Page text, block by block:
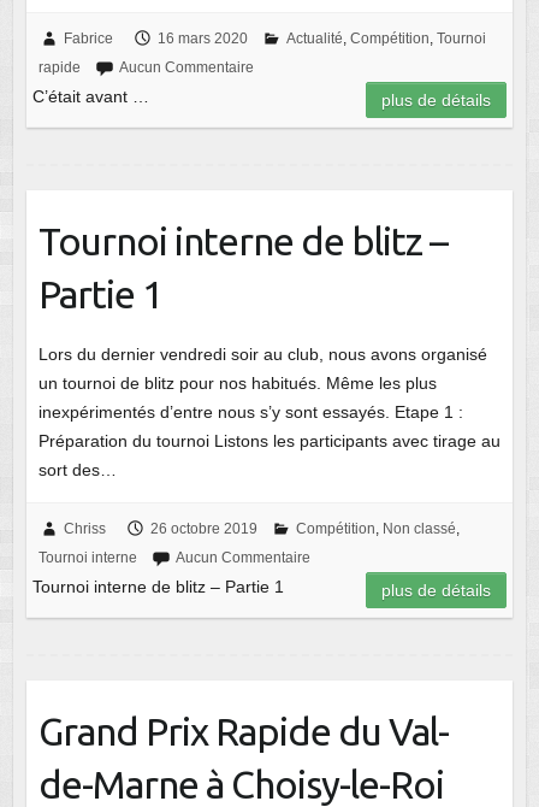
Fabrice 16 mars 2020 Actualité Compétition Tournoi
rapide
Aucun Commentaire
C’était avant … plus de détails
Tournoi interne de blitz –
Partie 1
Lors du dernier vendredi soir au club, nous avons organisé
un tournoi de blitz pour nos habitués. Même les plus
inexpérimentés d’entre nous s’y sont essayés. Etape 1 :
Préparation du tournoi Listons les participants avec tirage au
sort des…
Chriss 26 octobre 2019 Compétition, Non classé,
Tournoi interne
Aucun Commentaire
Tournoi interne de blitz – Partie 1 plus de détails
Grand Prix Rapide du Val-
de-Marne à Choisy-le-Roi